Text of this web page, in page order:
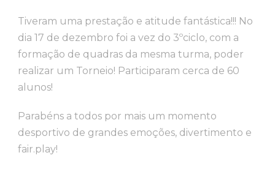
Tiveram uma prestação e atitude fantástica!!! No
dia 17 de dezembro foi a vez do 3ºciclo, com a
formação de quadras da mesma turma, poder
realizar um Torneio! Participaram cerca de 60
alunos!
Parabéns a todos por mais um momento
desportivo de grandes emoções, divertimento e
fair.play!